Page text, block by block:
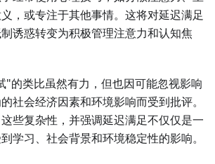
，或专注于其他事情。这将对延迟满足
诱惑转变为积极管理注意力和认知焦
"的类比虽然有力，但也因可能忽视影响
社会经济因素和环境影响而受到批评。
些复杂性，并强调延迟满足不仅仅是一
学习、社会背景和环境稳定性的影响。